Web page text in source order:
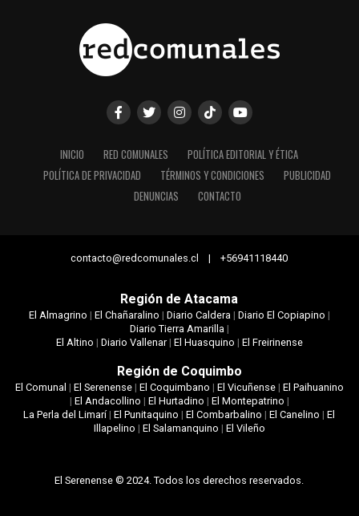
INICIO RED COMUNALES
POLÍTICA EDITORIAL Y ÉTICA
POLÍTICA DE PRIVACIDAD
TÉRMINOS Y CONDICIONES
PUBLICIDAD
DENUNCIAS
CONTACTO
contacto@redcomunales.cl | +56941118440
Región de Atacama
El Almagrino | El Chañaralino | Diario Caldera| Diario El Copiapino |
Diario Tierra Amarilla|
El Altino | Diario Vallenar| El Huasquino | El Freirinense
Región de Coquimbo
El Comunal | El Serenense| El Coquimbano | El Vicuñense| El Paihuanino
| El Andacollino | El Hurtadino | El Montepatrino |
La Perla del Limarí|El Punitaquino |El Combarbalino |El Canelino |El
Illapelino | El Salamanquino | El Vileño
El Serenense © 2024. Todos los derechos reservados.